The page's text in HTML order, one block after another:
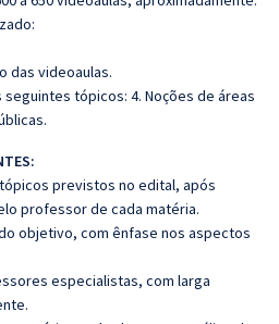
das videoaulas.
seguintes tópicos: 4. Noções de áreas
previstos no edital, após
professor de cada matéria.
objetivo, com ênfase nos aspectos
especialistas, com larga